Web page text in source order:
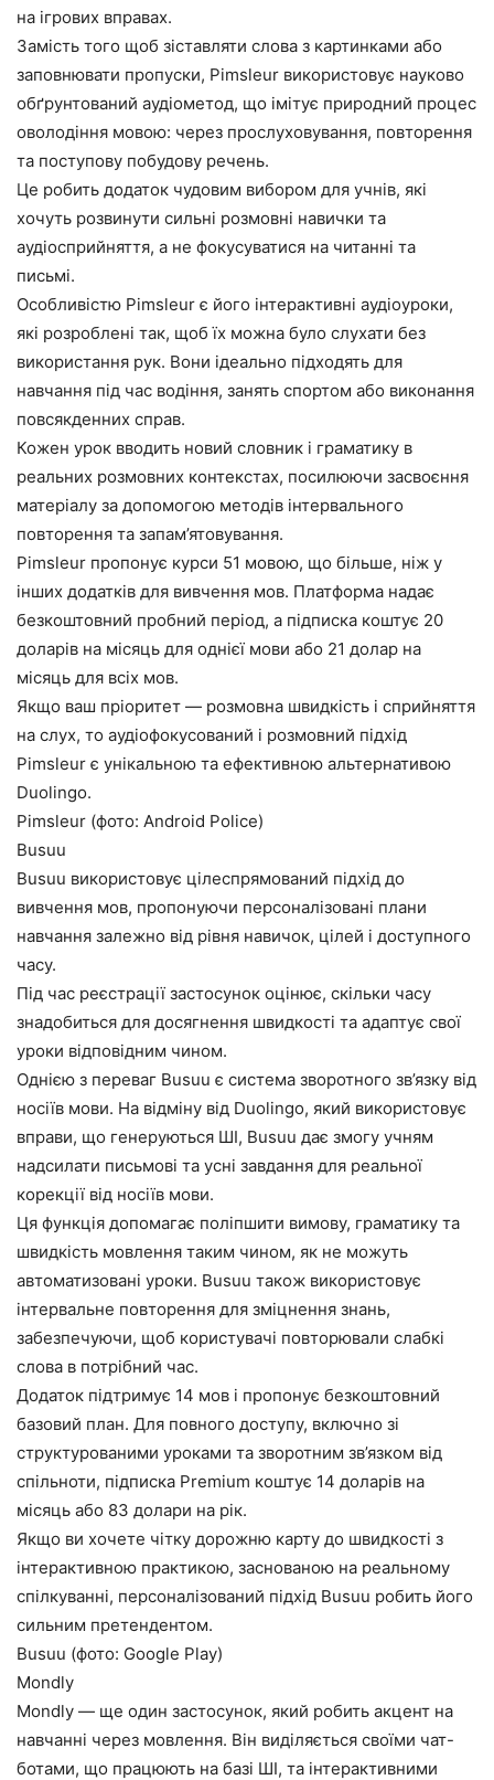
на ігрових вправах.
Замість того щоб зіставляти слова з картинками або
заповнювати пропуски, Pimsleur використовує науково
обґрунтований аудіометод, що імітує природний процес
оволодіння мовою: через прослуховування, повторення
та поступову побудову речень.
Це робить додаток чудовим вибором для учнів, які
хочуть розвинути сильні розмовні навички та
аудіосприйняття, а не фокусуватися на читанні та
письмі.
Особливістю Pimsleur є його інтерактивні аудіоуроки,
які розроблені так, щоб їх можна було слухати без
використання рук. Вони ідеально підходять для
навчання під час водіння, занять спортом або виконання
повсякденних справ.
Кожен урок вводить новий словник і граматику в
реальних розмовних контекстах, посилюючи засвоєння
матеріалу за допомогою методів інтервального
повторення та запам’ятовування.
Pimsleur пропонує курси 51 мовою, що більше, ніж у
інших додатків для вивчення мов. Платформа надає
безкоштовний пробний період, а підписка коштує 20
доларів на місяць для однієї мови або 21 долар на
місяць для всіх мов.
Якщо ваш пріоритет — розмовна швидкість і сприйняття
на слух, то аудіофокусований і розмовний підхід
Pimsleur є унікальною та ефективною альтернативою
Duolingo.
Pimsleur (фото: Android Police)
Busuu
Busuu використовує цілеспрямований підхід до
вивчення мов, пропонуючи персоналізовані плани
навчання залежно від рівня навичок, цілей і доступного
часу.
Під час реєстрації застосунок оцінює, скільки часу
знадобиться для досягнення швидкості та адаптує свої
уроки відповідним чином.
Однією з переваг Busuu є система зворотного зв’язку від
носіїв мови. На відміну від Duolingo, який використовує
вправи, що генеруються ШІ, Busuu дає змогу учням
надсилати письмові та усні завдання для реальної
корекції від носіїв мови.
Ця функція допомагає поліпшити вимову, граматику та
швидкість мовлення таким чином, як не можуть
автоматизовані уроки. Busuu також використовує
інтервальне повторення для зміцнення знань,
забезпечуючи, щоб користувачі повторювали слабкі
слова в потрібний час.
Додаток підтримує 14 мов і пропонує безкоштовний
базовий план. Для повного доступу, включно зі
структурованими уроками та зворотним зв’язком від
спільноти, підписка Premium коштує 14 доларів на
місяць або 83 долари на рік.
Якщо ви хочете чітку дорожню карту до швидкості з
інтерактивною практикою, заснованою на реальному
спілкуванні, персоналізований підхід Busuu робить його
сильним претендентом.
Busuu (фото: Google Play)
Mondly
Mondly — ще один застосунок, який робить акцент на
навчанні через мовлення. Він виділяється своїми чат-
ботами, що працюють на базі ШІ, та інтерактивними